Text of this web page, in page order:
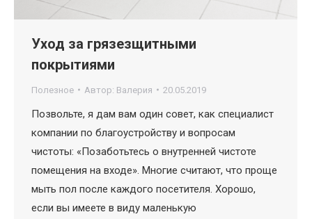
Уход за грязезщитными
покрытиями
Полезное Автор: Валерия 20.05.2019
Позвольте, я дам вам один совет, как специалист
компании по благоустройству и вопросам
чистоты: «Позаботьтесь о внутренней чистоте
помещения на входе». Многие считают, что проще
мыть пол после каждого посетителя. Хорошо,
если вы имеете в виду маленькую